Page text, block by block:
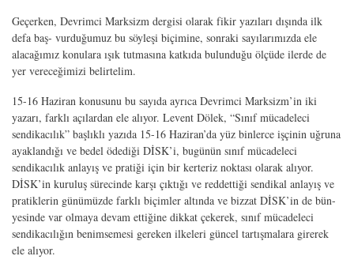
Geçerken, Devrimci Marksizm dergisi olarak fikir yazıları dışında ilk
defa baş- vurduğumuz bu söyleşi biçimine, sonraki sayılarımızda ele
alacağımız konulara ışık tutmasına katkıda bulunduğu ölçüde ilerde de
yer vereceğimizi belirtelim.
15-16 Haziran konusunu bu sayıda ayrıca Devrimci Marksizm’in iki
yazarı, farklı açılardan ele alıyor. Levent Dölek, “Sınıf mücadeleci
sendikacılık” başlıklı yazıda 15-16 Haziran’da yüz binlerce işçinin uğruna
ayaklandığı ve bedel ödediği DİSK’i, bugünün sınıf mücadeleci
sendikacılık anlayış ve pratiği için bir kerteriz noktası olarak alıyor.
DİSK’in kuruluş sürecinde karşı çıktığı ve reddettiği sendikal anlayış ve
pratiklerin günümüzde farklı biçimler altında ve bizzat DİSK’in de bün-
yesinde var olmaya devam ettiğine dikkat çekerek, sınıf mücadeleci
sendikacılığın benimsemesi gereken ilkeleri güncel tartışmalara girerek
ele alıyor.